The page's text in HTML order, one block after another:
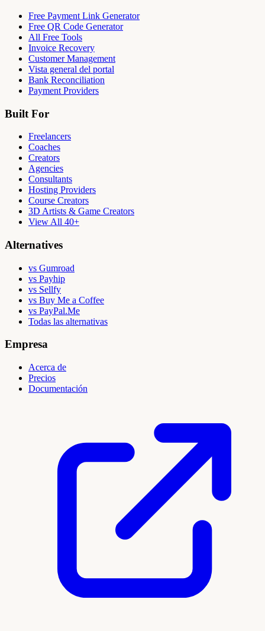
Free Payment Link Generator
Free QR Code Generator
All Free Tools
Invoice Recovery
Customer Management
Vista general del portal
Bank Reconciliation
Payment Providers
Built For
Freelancers
Coaches
Creators
Agencies
Consultants
Hosting Providers
Course Creators
3D Artists & Game Creators
View All 40+
Alternatives
vs Gumroad
vs Payhip
vs Sellfy
vs Buy Me a Coffee
vs PayPal.Me
Todas las alternativas
Empresa
Acerca de
Precios
Documentación